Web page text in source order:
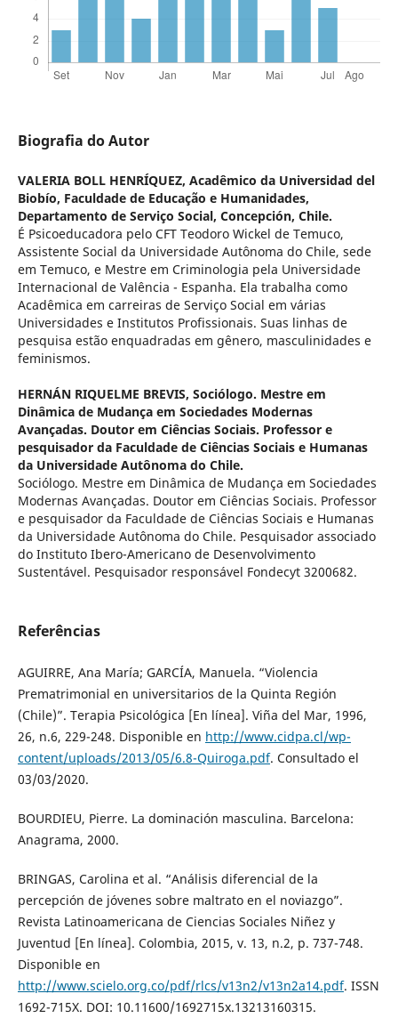
Biografia do Autor
VALERIA BOLL HENRÍQUEZ, Acadêmico da Universidad del
Biobío, Faculdade de Educação e Humanidades,
Departamento de Serviço Social, Concepción, Chile.
É Psicoeducadora pelo CFT Teodoro Wickel de Temuco,
Assistente Social da Universidade Autônoma do Chile, sede
em Temuco, e Mestre em Criminologia pela Universidade
Internacional de Valência - Espanha. Ela trabalha como
Acadêmica em carreiras de Serviço Social em várias
Universidades e Institutos Profissionais. Suas linhas de
pesquisa estão enquadradas em gênero, masculinidades e
feminismos.
HERNÁN RIQUELME BREVIS, Sociólogo. Mestre em
Dinâmica de Mudança em Sociedades Modernas
Avançadas. Doutor em Ciências Sociais. Professor e
pesquisador da Faculdade de Ciências Sociais e Humanas
da Universidade Autônoma do Chile.
Sociólogo. Mestre em Dinâmica de Mudança em Sociedades
Modernas Avançadas. Doutor em Ciências Sociais. Professor
e pesquisador da Faculdade de Ciências Sociais e Humanas
da Universidade Autônoma do Chile. Pesquisador associado
do Instituto Ibero-Americano de Desenvolvimento
Sustentável. Pesquisador responsável Fondecyt 3200682.
Referências
AGUIRRE, Ana María; GARCÍA, Manuela. “Violencia
Prematrimonial en universitarios de la Quinta Región
(Chile)”. Terapia Psicológica [En línea]. Viña del Mar, 1996,
26, n.6, 229-248. Disponible en http://www.cidpa.cl/wp-
content/uploads/2013/05/6.8-Quiroga.pdf. Consultado el
03/03/2020.
BOURDIEU, Pierre. La dominación masculina. Barcelona:
Anagrama, 2000.
BRINGAS, Carolina et al. “Análisis diferencial de la
percepción de jóvenes sobre maltrato en el noviazgo”.
Revista Latinoamericana de Ciencias Sociales Niñez y
Juventud [En línea]. Colombia, 2015, v. 13, n.2, p. 737-748.
Disponible en
http://www.scielo.org.co/pdf/rlcs/v13n2/v13n2a14.pdf. ISSN
1692-715X. DOI: 10.11600/1692715x.13213160315.